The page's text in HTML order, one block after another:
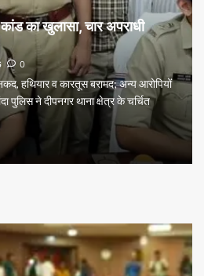
का खुलासा, चार अपराधी
0
हथियार व कारतूस बरामद; अन्य आरोपियों
पुलिस ने दीपनगर थाना क्षेत्र के चर्चित